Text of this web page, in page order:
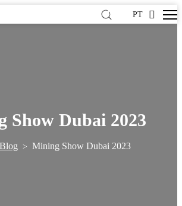
PT
Show Dubai 2023
Blog > Mining Show Dubai 2023